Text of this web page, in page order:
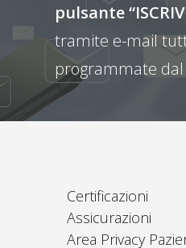
pulsante
tramite e-mail
programmate
Certificazioni
Assicurazioni
Area Privacy